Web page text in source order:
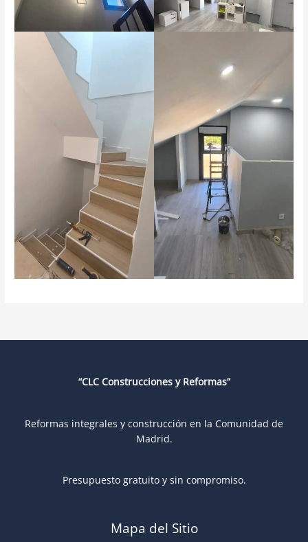
“CLC Construcciones y Reformas”
Reformas integrales y construcción en la Comunidad de
Madrid.
Presupuesto gratuito y sin compromiso.
Mapa del Sitio